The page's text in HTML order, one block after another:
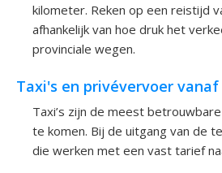
kilometer. Reken op een reistijd
afhankelijk van hoe druk het
provinciale wegen.
Taxi's en privévervoer
Taxi’s zijn de meest
te komen. Bij de uitgang van de
die werken met een vast tarief